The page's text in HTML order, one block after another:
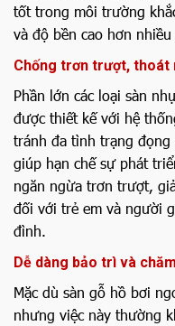
tốt trong môi trường
và độ bền cao hơn
Chống trơn trượt, thoát
Phần lớn các loại sàn
được thiết kế với hệ
tránh đa tình trạng
giúp hạn chế sự phát
ngăn ngừa trơn trượt,
đối với trẻ em và người
đình.
Dễ dàng bảo trì và
Mặc dù sàn gỗ hồ bơi
nhưng việc này thường